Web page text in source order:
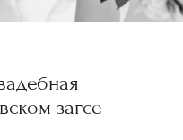
загсе